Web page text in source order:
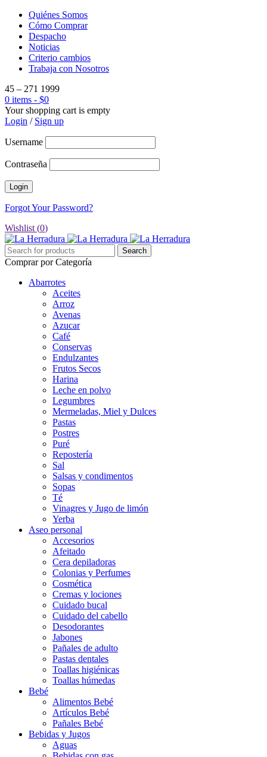
Quiénes Somos
Cómo Comprar
Despacho
Noticias
Criterio cambios
Trabaja con Nosotros
45 – 271 1999
0 items - $0
Your shopping cart is empty
Login / Sign up
Username
Contraseña
Forgot Your Password?
Wishlist (0)
Comprar por Categoría
Abarrotes
Aceites
Arroz
Avenas
Azucar
Café
Conservas
Endulzantes
Frutos Secos
Harina
Leche en polvo
Legumbres
Mermeladas, Miel y Dulces
Pastas
Postres
Puré
Repostería
Sal
Salsas y condimentos
Sopas
Té
Vinagres y Jugo de limón
Yerba
Aseo personal
Accesorios
Afeitado
Cera depiladoras
Colonias y Perfumes
Cosmética
Cremas y lociones
Cuidado bucal
Cuidado del cabello
Desodorantes
Jabones
Pañales de adulto
Pastas dentales
Toallas higiénicas
Toallas húmedas
Bebé
Alimentos Bebé
Artículos Bebé
Pañales Bebé
Bebidas y Jugos
Aguas